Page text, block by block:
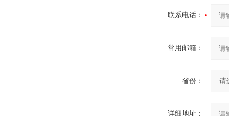
联系电话：
常用邮箱：
省份：
详细地址：